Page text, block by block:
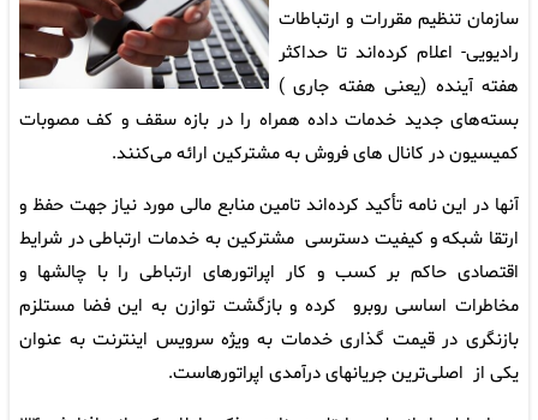
سازمان تنظیم مقررات و ارتباطات
رادیویی- اعلام کرده‌اند تا حداکثر
هفته آینده (یعنی هفته جاری )
بسته‌های جدید خدمات داده همراه را در بازه سقف و کف مصوبات
کمیسیون در کانال های فروش به مشترکین ارائه می‌کنند.
آنها در این نامه تأکید کرده‌اند تامین منابع مالی مورد نیاز جهت حفظ و
ارتقا شبکه و کیفیت دسترسی مشترکین به خدمات ارتباطی در شرایط
اقتصادی حاکم بر کسب و کار اپراتورهای ارتباطی را با چالشها و
مخاطرات اساسی روبرو کرده و بازگشت توازن به این فضا مستلزم
بازنگری در قیمت گذاری خدمات به ویژه سرویس اینترنت به عنوان
یکی از اصلی‌ترین جریانهای درآمدی اپراتورهاست.